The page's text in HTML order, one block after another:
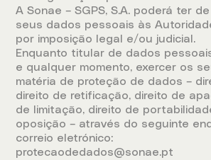
A Sonae – SGPS, S.A. poderá ter
seus dados pessoais às
por imposição legal e/ou judicial.
Enquanto titular de dados
e qualquer momento, exercer os
matéria de proteção de dados –
direito de retificação, direito de
de limitação, direito de
oposição – através do seguinte
correio eletrónico:
protecaodedados@sonae.pt